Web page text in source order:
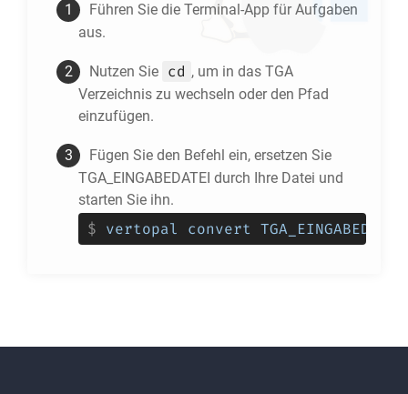
Führen Sie die Terminal-App für Aufgaben
aus.
Nutzen Sie cd , um in das TGA
Verzeichnis zu wechseln oder den Pfad
einzufügen.
Fügen Sie den Befehl ein, ersetzen Sie
TGA_EINGABEDATEI durch Ihre Datei und
starten Sie ihn.
$ vertopal convert